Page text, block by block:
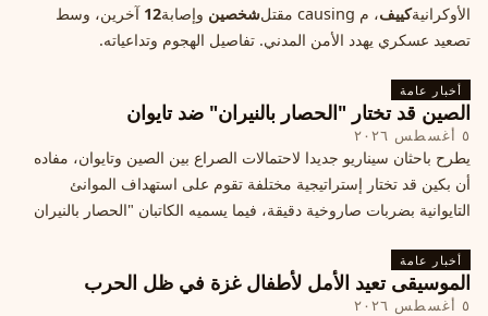
الأوكرانيةكييف، م causing مقتل شخصين وإصابة12 آخرين، وسط
تصعيد عسكري يهدد الأمن المدني. تفاصيل الهجوم وتداعياته.
أخبار عامة
الصين قد تختار "الحصار بالنيران" ضد تايوان
٥ أغسطس ٢٠٢٦
يطرح باحثان سيناريو جديدا لاحتمالات الصراع بين الصين وتايوان، مفاده
أن بكين قد تختار إستراتيجية مختلفة تقوم على استهداف الموانئ
التايوانية بضربات صاروخية دقيقة، فيما يسميه الكاتبان "الحصار بالنيران
أخبار عامة
الموسيقى تعيد الأمل لأطفال غزة في ظل الحرب
٥ أغسطس ٢٠٢٦